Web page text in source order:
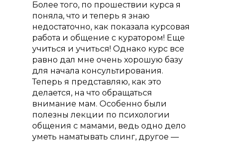
Более того, по прошествии курса я
поняла, что и теперь я знаю
недостаточно, как показала курсовая
работа и общение с куратором! Еще
учиться и учиться! Однако курс все
равно дал мне очень хорошую базу
для начала консультирования.
Теперь я представляю, как это
делается, на что обращаться
внимание мам. Особенно были
полезны лекции по психологии
общения с мамами, ведь одно дело
уметь наматывать слинг, другое —
О проекте